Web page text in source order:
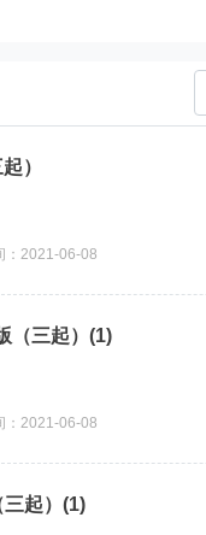
）
：2021-06-08
（三起）(1)
：2021-06-08
起）(1)